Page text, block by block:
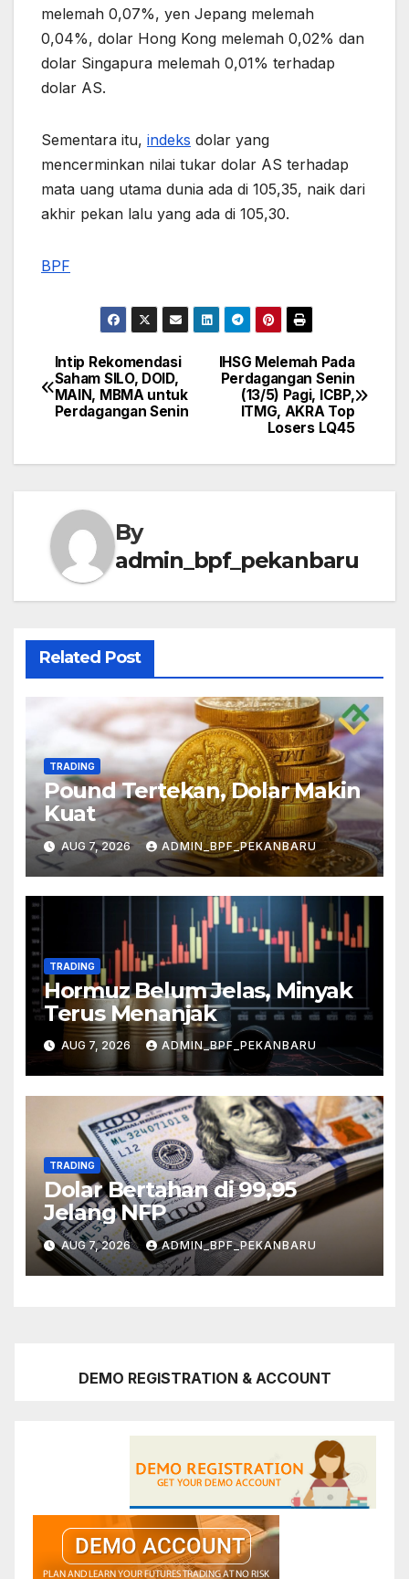
melemah 0,07%, yen Jepang melemah
0,04%, dolar Hong Kong melemah 0,02% dan
dolar Singapura melemah 0,01% terhadap
dolar AS.
Sementara itu, indeks dolar yang
mencerminkan nilai tukar dolar AS terhadap
mata uang utama dunia ada di 105,35, naik dari
akhir pekan lalu yang ada di 105,30.
BPF
Post
navigation
IHSG Melemah Pada
Perdagangan Senin
(13/5) Pagi, ICBP,
ITMG, AKRA Top
Losers LQ45
Intip Rekomendasi
Saham SILO, DOID,
MAIN, MBMA untuk
Perdagangan Senin
By
admin_bpf_pekanbaru
Related Post
TRADING
Pound Tertekan, Dolar Makin
Kuat
AUG 7, 2026 ADMIN_BPF_PEKANBARU
TRADING
Hormuz Belum Jelas, Minyak
Terus Menanjak
AUG 7, 2026 ADMIN_BPF_PEKANBARU
TRADING
Dolar Bertahan di 99,95
Jelang NFP
AUG 7, 2026 ADMIN_BPF_PEKANBARU
DEMO REGISTRATION & ACCOUNT